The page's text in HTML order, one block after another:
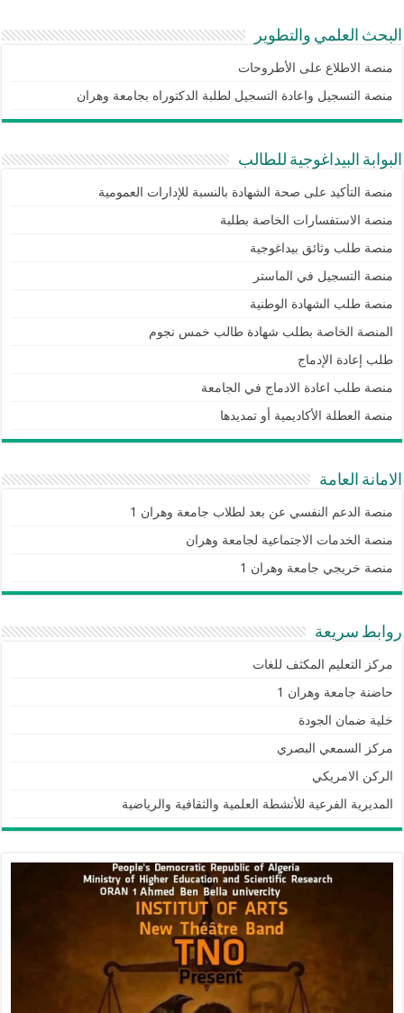
البحث العلمي والتطوير
منصة الاطلاع على الأطروحات
منصة التسجيل واعادة التسجيل لطلبة الدكتوراه بجامعة وهران
البوابة البيداغوجية للطالب
منصة التأكيد على صحة الشهادة بالنسبة للإدارات العمومية
منصة الاستفسارات الخاصة بطلبة
منصة طلب وثائق بيداغوجية
منصة التسجيل في الماستر
منصة طلب الشهادة الوطنية
المنصة الخاصة بطلب شهادة طالب خمس نجوم
طلب إعادة الإدماج
منصة طلب اعادة الادماج في الجامعة
منصة العطلة الأكاديمية أو تمديدها
الامانة العامة
منصة الدعم النفسي عن بعد لطلاب جامعة وهران 1
منصة الخدمات الاجتماعية لجامعة وهران
منصة خريجي جامعة وهران 1
روابط سريعة
مركز التعليم المكثف للغات
حاضنة جامعة وهران 1
خلية ضمان الجودة
مركز السمعي البصري
الركن الامريكي
المديرية الفرعية للأنشطة العلمية والثقافية والرياضية